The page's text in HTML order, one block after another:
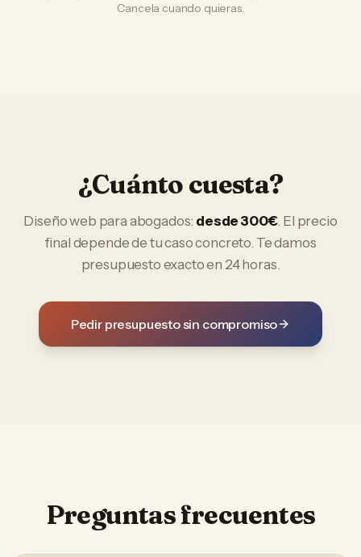
Cancela cuando quieras.
¿Cuánto cuesta?
Diseño web paraabogados: desde 300€. El precio
final depende de tu caso concreto. Te damos
presupuesto exacto en 24 horas.
Pedir presupuesto sin compromiso
Preguntas frecuentes